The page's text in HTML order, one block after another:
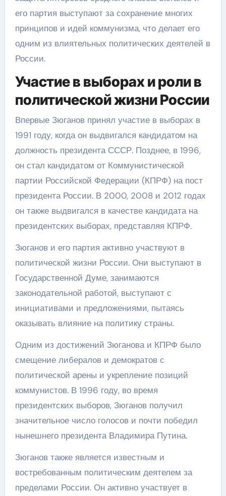
его партия выступают за сохранение многих
принципов и идей коммунизма, что делает его
одним из влиятельных политических деятелей в
России.
Участие в выборах и роли в
политической жизни России
Впервые Зюганов принял участие в выборах в
1991 году, когда он выдвигался кандидатом на
должность президента СССР. Позднее, в 1996,
он стал кандидатом от Коммунистической
партии Российской Федерации (КПРФ) на пост
президента России. В 2000, 2008 и 2012 годах
он также выдвигался в качестве кандидата на
президентских выборах, представляя КПРФ.
Зюганов и его партия активно участвуют в
политической жизни России. Они выступают в
Государственной Думе, занимаются
законодательной работой, выступают с
инициативами и предложениями, пытаясь
оказывать влияние на политику страны.
Одним из достижений Зюганова и КПРФ было
смещение либералов и демократов с
политической арены и укрепление позиций
коммунистов. В 1996 году, во время
президентских выборов, Зюганов получил
значительное число голосов и почти победил
нынешнего президента Владимира Путина.
Зюганов также является известным и
востребованным политическим деятелем за
пределами России. Он активно участвует в